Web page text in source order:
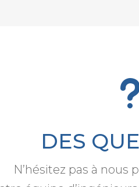
DES
N’hésitez pas à nous